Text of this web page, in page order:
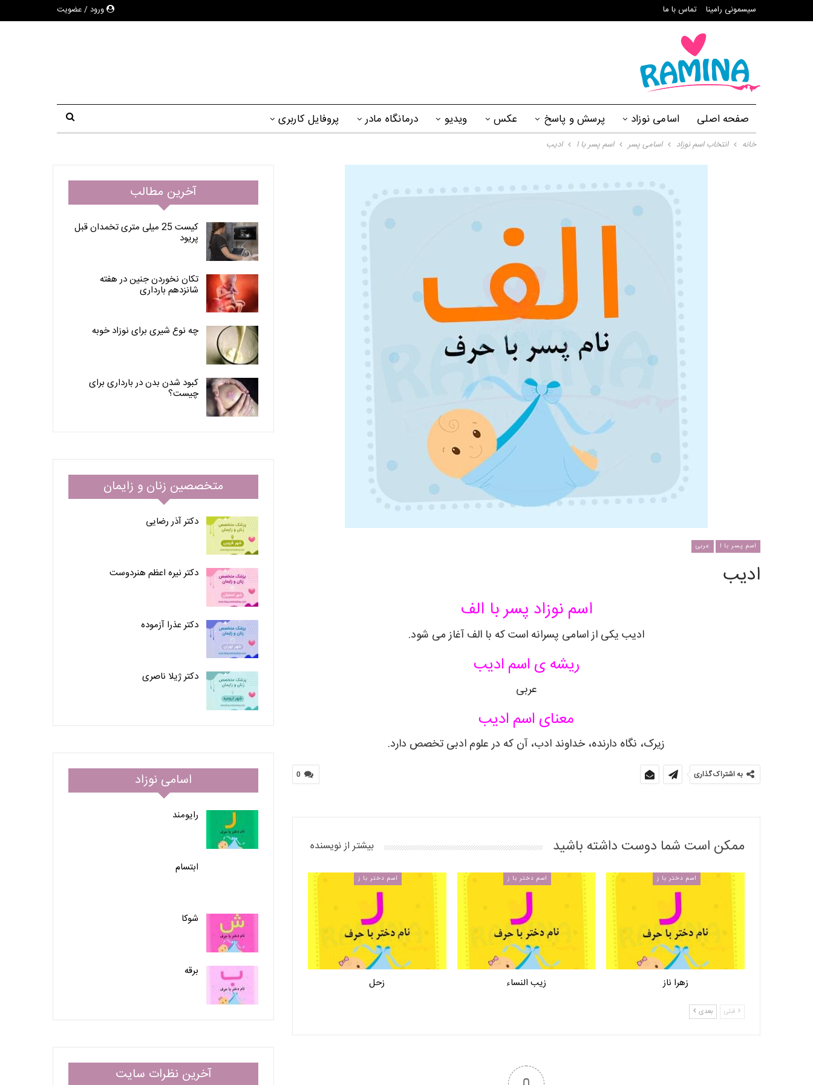
ورود / عضویت سیسمونی رامینا تماس با ما
صفحه اصلی اسامی نوزاد پرسش و پاسخ عکس ویدیو درمانگاه مادر پروفایل کاربری
خانه انتخاب اسم نوزاد اسامی پسر اسم پسر با ا ادیب
اسم پسر با ا عربی
ادیب
اسم نوزاد پسر با الف
ادیب یکی از اسامی پسرانه است که با الف آغاز می شود.
ریشه ی اسم ادیب
عربی
معنای اسم ادیب
زیرک، نگاه دارنده، خداوند ادب، آن که در علوم ادبی تخصص دارد.
0 به اشتراک گذاری
ممکن است شما دوست داشته باشید بیشتر از نویسنده
اسم دختر با ز
زهرا ناز
اسم دختر با ز
زیب النساء
اسم دختر با ز
زحل
قبلی بعدی
آخرین مطالب
کیست 25 میلی متری تخمدان قبل
پریود
تکان نخوردن جنین در هفته
شانزدهم بارداری
چه نوع شیری برای نوزاد خوبه
کبود شدن بدن در بارداری برای
چیست؟
متخصصین زنان و زایمان
دکتر آذر رضایی
دکتر نیره اعظم هنردوست
دکتر عذرا آزموده
دکتر ژیلا ناصری
اسامی نوزاد
رایومند
ابتسام
شوکا
برقه
آخرین نظرات سایت